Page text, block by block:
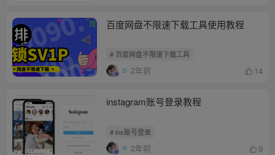
百度网盘不限速下载工具使用教程
# 百度网盘不限速下载工具
2年前 14
instagram账号登录教程
# ins账号登录
2年前 9